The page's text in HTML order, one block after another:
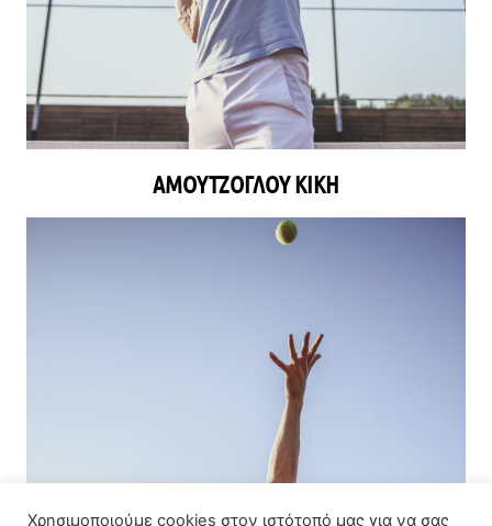
ΑΜΟΥΤΖΌΓΛΟΥ ΚΙΚΉ
Χρησιμοποιούμε cookies στον ιστότοπό μας για να σας